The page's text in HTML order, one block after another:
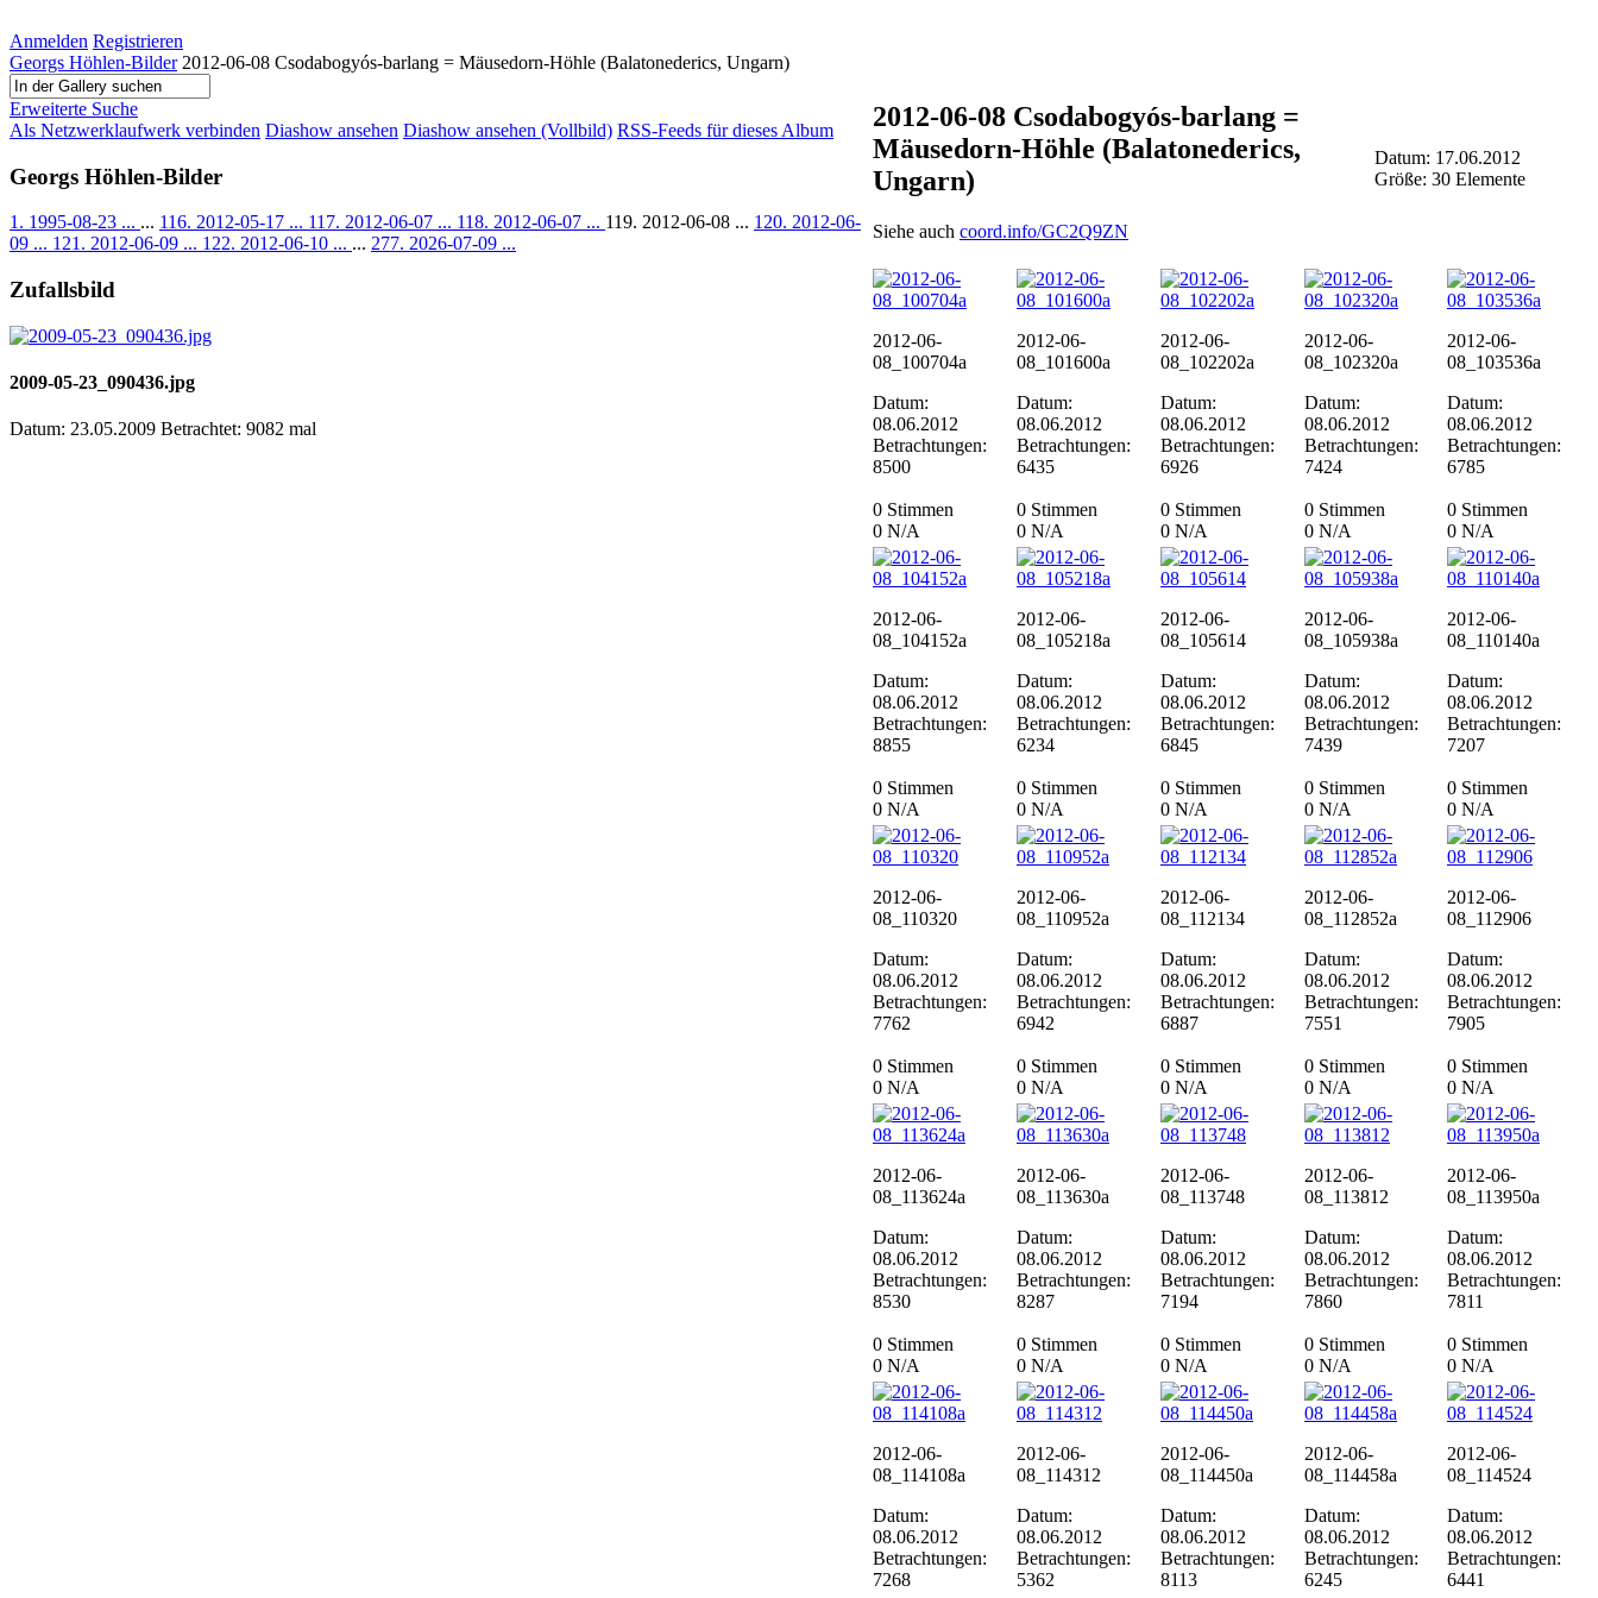
Anmelden Registrieren
Georgs Höhlen-Bilder 2012-06-08 Csodabogyós-barlang = Mäusedorn-Höhle (Balatonederics, Ungarn)
Erweiterte Suche
Als Netzwerklaufwerk verbinden Diashow ansehen Diashow ansehen (Vollbild) RSS-Feeds für dieses Album
Georgs Höhlen-Bilder
1. 1995-08-23 ... ... 116. 2012-05-17 ... 117. 2012-06-07 ... 118. 2012-06-07 ... 119. 2012-06-08 ... 120. 2012-06-
09 ... 121. 2012-06-09 ... 122. 2012-06-10 ... ... 277. 2026-07-09 ...
Zufallsbild
2009-05-23_090436.jpg
Datum: 23.05.2009 Betrachtet: 9082 mal
2012-06-08 Csodabogyós-barlang =
Mäusedorn-Höhle (Balatonederics,
Ungarn)
Siehe auch coord.info/GC2Q9ZN
Datum: 17.06.2012
Größe: 30 Elemente
2012-06-
08_100704a
Datum:
08.06.2012
Betrachtungen:
8500
0 Stimmen
0 N/A
2012-06-
08_101600a
Datum:
08.06.2012
Betrachtungen:
6435
0 Stimmen
0 N/A
2012-06-
08_102202a
Datum:
08.06.2012
Betrachtungen:
6926
0 Stimmen
0 N/A
2012-06-
08_102320a
Datum:
08.06.2012
Betrachtungen:
7424
0 Stimmen
0 N/A
2012-06-
08_103536a
Datum:
08.06.2012
Betrachtungen:
6785
0 Stimmen
0 N/A
2012-06-
08_104152a
Datum:
08.06.2012
Betrachtungen:
8855
0 Stimmen
0 N/A
2012-06-
08_105218a
Datum:
08.06.2012
Betrachtungen:
6234
0 Stimmen
0 N/A
2012-06-
08_105614
Datum:
08.06.2012
Betrachtungen:
6845
0 Stimmen
0 N/A
2012-06-
08_105938a
Datum:
08.06.2012
Betrachtungen:
7439
0 Stimmen
0 N/A
2012-06-
08_110140a
Datum:
08.06.2012
Betrachtungen:
7207
0 Stimmen
0 N/A
2012-06-
08_110320
Datum:
08.06.2012
Betrachtungen:
7762
0 Stimmen
0 N/A
2012-06-
08_110952a
Datum:
08.06.2012
Betrachtungen:
6942
0 Stimmen
0 N/A
2012-06-
08_112134
Datum:
08.06.2012
Betrachtungen:
6887
0 Stimmen
0 N/A
2012-06-
08_112852a
Datum:
08.06.2012
Betrachtungen:
7551
0 Stimmen
0 N/A
2012-06-
08_112906
Datum:
08.06.2012
Betrachtungen:
7905
0 Stimmen
0 N/A
2012-06-
08_113624a
Datum:
08.06.2012
Betrachtungen:
8530
0 Stimmen
0 N/A
2012-06-
08_113630a
Datum:
08.06.2012
Betrachtungen:
8287
0 Stimmen
0 N/A
2012-06-
08_113748
Datum:
08.06.2012
Betrachtungen:
7194
0 Stimmen
0 N/A
2012-06-
08_113812
Datum:
08.06.2012
Betrachtungen:
7860
0 Stimmen
0 N/A
2012-06-
08_113950a
Datum:
08.06.2012
Betrachtungen:
7811
0 Stimmen
0 N/A
2012-06-
08_114108a
Datum:
08.06.2012
Betrachtungen:
7268
2012-06-
08_114312
Datum:
08.06.2012
Betrachtungen:
5362
2012-06-
08_114450a
Datum:
08.06.2012
Betrachtungen:
8113
2012-06-
08_114458a
Datum:
08.06.2012
Betrachtungen:
6245
2012-06-
08_114524
Datum:
08.06.2012
Betrachtungen:
6441